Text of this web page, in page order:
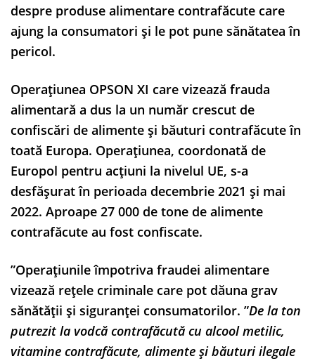
despre produse alimentare contrafăcute care
ajung la consumatori și le pot pune sănătatea în
pericol.
Operațiunea OPSON XI care vizează frauda
alimentară a dus la un număr crescut de
confiscări de alimente și băuturi contrafăcute în
toată Europa. Operațiunea, coordonată de
Europol pentru acțiuni la nivelul UE, s-a
desfășurat în perioada decembrie 2021 și mai
2022. Aproape 27 000 de tone de alimente
contrafăcute au fost confiscate.
”Operațiunile împotriva fraudei alimentare
vizează rețele criminale care pot dăuna grav
sănătății și siguranței consumatorilor. ”De la ton
putrezit la vodcă contrafăcută cu alcool metilic,
vitamine contrafăcute, alimente și băuturi ilegale